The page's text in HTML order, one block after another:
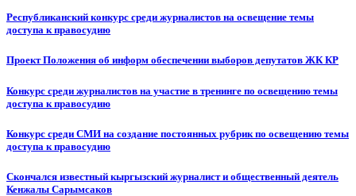
Республиканский конкурс среди журналистов на освещение темы
доступа к правосудию
Проект Положения об информ обеспечении выборов депутатов ЖК КР
Конкурс среди журналистов на участие в тренинге по освещению темы
доступа к правосудию
Конкурс среди СМИ на создание постоянных рубрик по освещению темы
доступа к правосудию
Скончался известный кыргызский журналист и общественный деятель
Кенжалы Сарымсаков